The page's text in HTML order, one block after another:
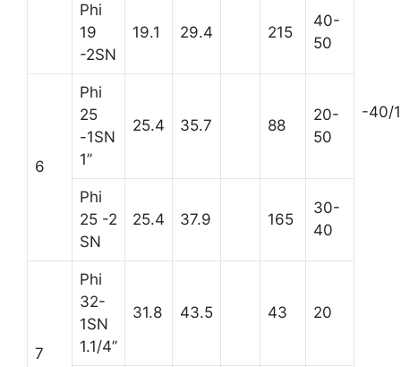
-40/
Phi
19
-2SN
19.1 29.4 215
40-
50
6
Phi
25
-1SN
1’’
25.4 35.7 88
20-
50
Phi
25 -2
SN
25.4 37.9 165
30-
40
7
Phi
32-
1SN
1.1/4’’
31.8 43.5 43 20